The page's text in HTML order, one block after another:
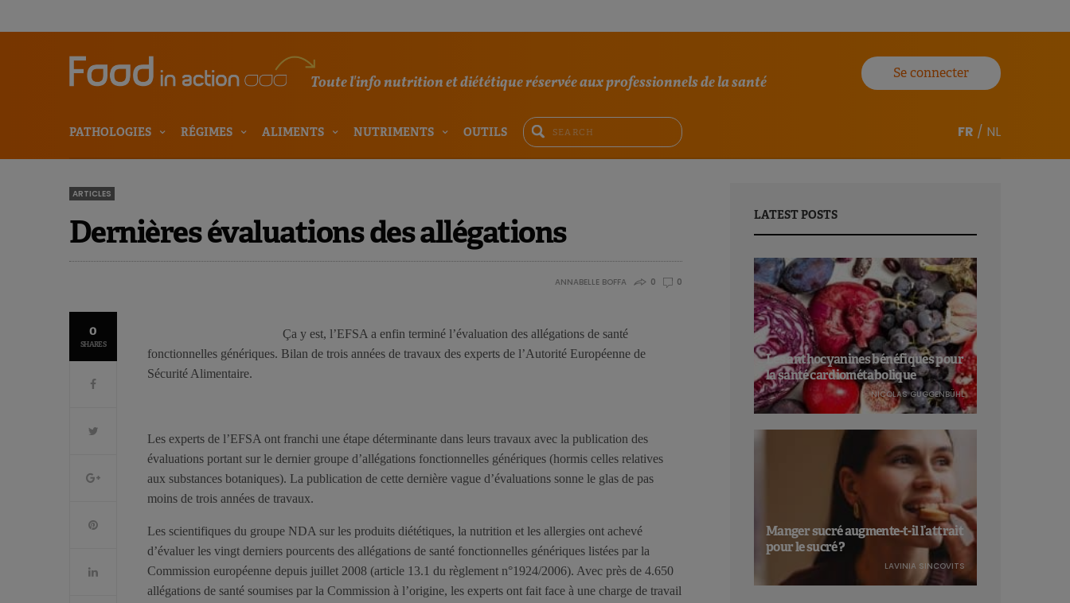
Toute l'info nutrition et diététique réservée aux professionnels de la santé
Se connecter
PATHOLOGIES RÉGIMES ALIMENTS NUTRIMENTS OUTILS FR / NL
ARTICLES
Dernières évaluations des allégations
ANNABELLE BOFFA 0 0
0
SHARES
Ça y est, l’EFSA a enfin terminé l’évaluation des allégations de santé
fonctionnelles génériques. Bilan de trois années de travaux des experts de l’Autorité Européenne de
Sécurité Alimentaire.
Les experts de l’EFSA ont franchi une étape déterminante dans leurs travaux avec la publication des
évaluations portant sur le dernier groupe d’allégations fonctionnelles génériques (hormis celles relatives
aux substances botaniques). La publication de cette dernière vague d’évaluations sonne le glas de pas
moins de trois années de travaux.
Les scientifiques du groupe NDA sur les produits diététiques, la nutrition et les allergies ont achevé
d’évaluer les vingt derniers pourcents des allégations de santé fonctionnelles génériques listées par la
Commission européenne depuis juillet 2008 (article 13.1 du règlement n°1924/2006). Avec près de 4.650
allégations de santé soumises par la Commission à l’origine, les experts ont fait face à une charge de travail
LATEST POSTS
Les anthocyanines bénéfiques pour
la santé cardiométabolique
NICOLAS GUGGENBÜHL
Manger sucré augmente-t-il l’attrait
pour le sucré ?
LAVINIA SINCOVITS